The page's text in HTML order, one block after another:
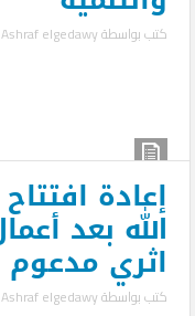
كتب بواسطةAshraf elgedawy
إعادة
الله بعد
اثري مدعوم
كتب بواسطةAshraf elgedawy